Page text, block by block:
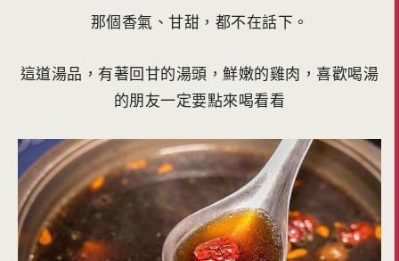
那個香氣、甘甜，都不在話下。
這道湯品，有著回甘的湯頭，鮮嫩的雞肉，喜歡喝湯
的朋友一定要點來喝看看